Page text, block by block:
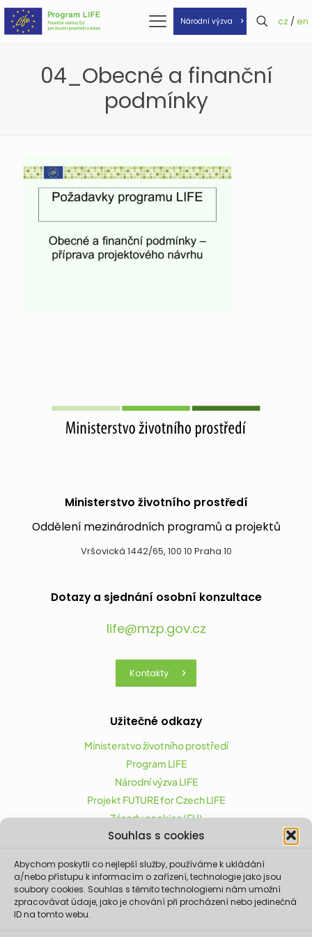
Souhlas s cookies
Abychom poskytli co nejlepší služby, používáme k ukládání
a/nebo přístupu k informacím o zařízení, technologie jako jsou
soubory cookies. Souhlas s těmito technologiemi nám umožní
zpracovávat údaje, jako je chování při procházení nebo jedinečná
ID na tomto webu.
Národní výzva cz / en
04_Obecné a finanční
podmínky
Ministerstvo životního prostředí
Oddělení mezinárodních programů a projektů
Vršovická 1442/65, 100 10 Praha 10
Dotazy a sjednání osobní konzultace
life@mzp.gov.cz
Kontakty
Užitečné odkazy
Ministerstvo životního prostředí
Program LIFE
Národní výzva LIFE
Projekt FUTURE for Czech LIFE
Zásady cookies (EU)
Projekt FUTURE for Czech LIFE (LIFE21-CAP-CZ-LIFE
FOR CZECHIA) byl podpořen z finančního nástroje
Evropské unie LIFE.
Údaje a informace zveřejněné na těchto